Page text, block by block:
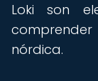
Loki son
nórdica.